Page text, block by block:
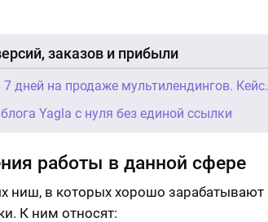
заказов и прибыли
дней на продаже мультилендингов. Кейс.
Yagla с нуля без единой ссылки
работы в данной сфере
ниш, в которых хорошо зарабатывают
К ним относят: